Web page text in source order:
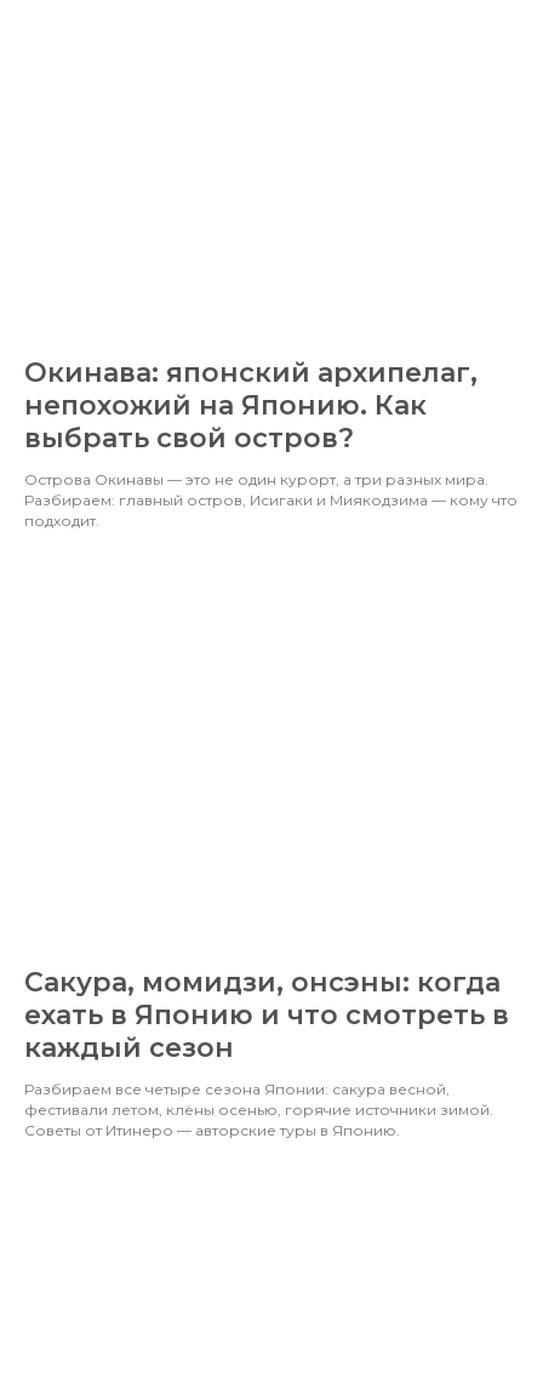
Окинава: японский архипелаг,
непохожий на Японию. Как
выбрать свой остров?
Острова Окинавы — это не один курорт, а три разных мира.
Разбираем: главный остров, Исигаки и Миякодзима — кому что
подходит.
Сакура, момидзи, онсэны: когда
ехать в Японию и что смотреть в
каждый сезон
Разбираем все четыре сезона Японии: сакура весной,
фестивали летом, клёны осенью, горячие источники зимой.
Советы от Итинеро — авторские туры в Японию.